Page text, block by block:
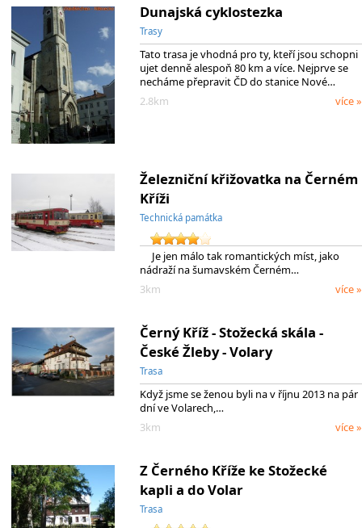
Dunajská cyklostezka
Trasy
Tato trasa je vhodná pro ty, kteří jsou schopni
ujet denně alespoň 80 km a více. Nejprve se
necháme přepravit ČD do stanice Nové…
2.8km
více »
Železniční křižovatka na Černém
Kříži
Technická památka
Je jen málo tak romantických míst, jako
nádraží na šumavském Černém…
3km
více »
Černý Kříž - Stožecká skála -
České Žleby - Volary
Trasa
Když jsme se ženou byli na v říjnu 2013 na pár
dní ve Volarech,…
3km
více »
Z Černého Kříže ke Stožecké
kapli a do Volar
Trasa